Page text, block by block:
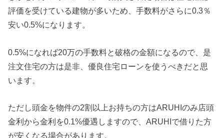
評価を受けている建物が多いため、手数料がさらに0.3％
安い0.5%になります。
0.5%になれば20万の手数料と破格の金額になるので、 是
注文住宅の方は是非、優良住宅ローンを使うべきだと思
います。
ただし頭金を物件の2割以上お持ちの方はARUHIのみ店頭
金利から金利を0.1%優遇しますので、ARUHIで借りた方
が安くなる場合があります。